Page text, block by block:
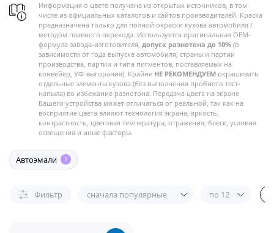
Информация о цвете получена из открытых источников, в том
числе из официальных каталогов и сайтов производителей. Краска
предназначена только для полной окраски кузова автомобиля /
методом плавного перехода. Используется оригинальная OEM-
формула завода-изготовителя, допуск разнотона до 10% (в
зависимости от года выпуска автомобиля, страны и партии
производства, партии и типа пигментов, поставляемых на
конвейер, УФ-выгорания). Крайне НЕ РЕКОМЕНДУЕМ окрашивать
отдельные элементы кузова (без выполнения пробного тест-
напыла) во избежание разнотона. Передача цвета на экране
Вашего устройства может отличаться от реальной, так как на
восприятие цвета влияют технология экрана, яркость,
контрастность, цветовая температура, отражения, блеск, условия
освещения и иные факторы.
Автоэмали 1
Фильтр сначала популярные по 12